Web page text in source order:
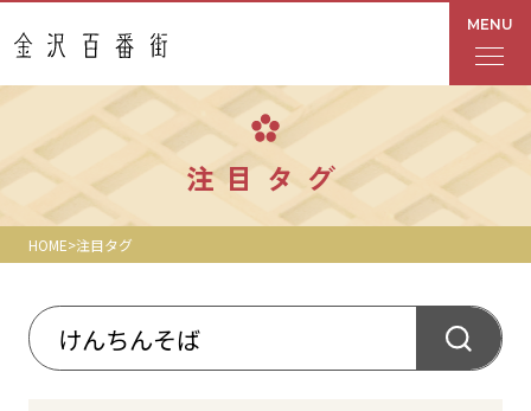
MENU
フロアガイド
あんと
Rinto
あんと西
注目タグ
HOME 注目タグ